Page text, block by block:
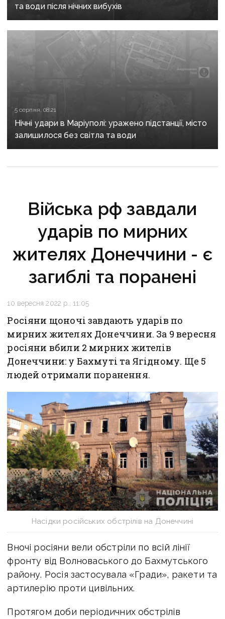
та води після нічних вибухів
5 серпня, 08:21
Нічні удари в Маріуполі: уражено підстанції, місто
залишилося без світла та води
Війська рф завдали
ударів по мирних
жителях Донеччини - є
загиблі та поранені
10 вересня 2022 р., 11:05
Росіяни щоночі завдають ударів по
мирних жителях Донеччини. За 9 вересня
росіяни вбили 2 мирних жителів
Донеччини: у Бахмуті та Ягідному. Ще 5
людей отримали поранення.
Насідки російських обстрілів на Донеччині
Вночі росіяни вели обстріли по всій лінії
фронту від Волноваського до Бахмутського
району. Росія застосувала «Гради», ракети та
артилерію проти цивільних.
Протягом доби періодичних обстрілів